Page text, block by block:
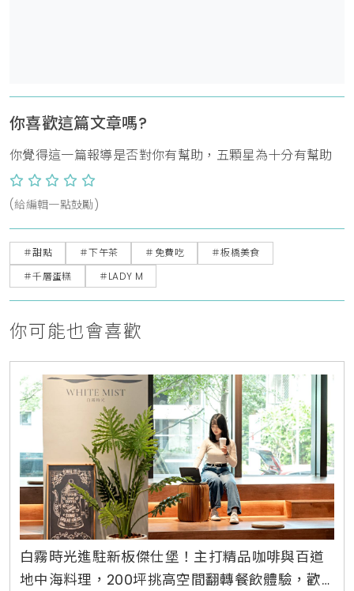
你喜歡這篇文章嗎?
你覺得這一篇報導是否對你有幫助，五顆星為十分有幫助
(給編輯一點鼓勵)
＃甜點 ＃下午茶 ＃免費吃
＃板橋美食
＃千層蛋糕
＃LADY M
你可能也會喜歡
白霧時光進駐新板傑仕堡！主打精品咖啡與百道
地中海料理，200坪挑高空間翻轉餐飲體驗，歡